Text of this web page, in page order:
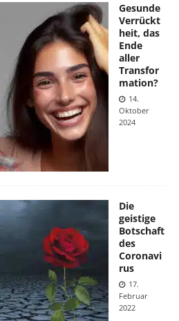
Gesunde
Verrückt
heit, das
Ende
aller
Transfor
mation?
14.
Oktober
2024
Die
geistige
Botschaft
des
Coronavi
rus
17.
Februar
2022